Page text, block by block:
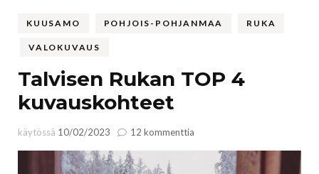
KUUSAMO POHJOIS-POHJANMAA RUKA
VALOKUVAUS
Talvisen Rukan TOP 4
kuvauskohteet
käytössä 10/02/2023 12 kommenttia
Rukan